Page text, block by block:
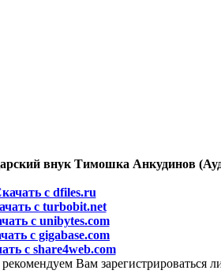
внук Тимошка Анкудинов
с dfiles.ru
с turbobit.net
с unibytes.com
с gigabase.com
с share4web.com
Вам зарегистрироваться